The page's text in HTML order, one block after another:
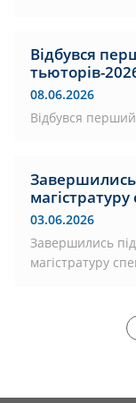
Відбувся
тьюторів-
08.06.2026
Відбувся
Завершились
03.06.2026
Завершились
магістратуру